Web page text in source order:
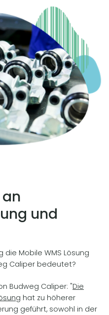
und
Mobile WMS Lösung
Caliper bedeutet?
Budweg Caliper: "Die
hat zu höherer
geführt, sowohl in der